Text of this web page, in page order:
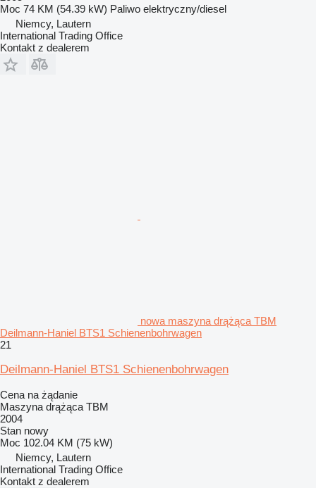
Moc 74 KM (54.39 kW) Paliwo elektryczny/diesel
Niemcy, Lautern
International Trading Office
Kontakt z dealerem
nowa maszyna drążąca TBM
Deilmann-Haniel BTS1 Schienenbohrwagen
21
Deilmann-Haniel BTS1 Schienenbohrwagen
Cena na żądanie
Maszyna drążąca TBM
2004
Stan nowy
Moc 102.04 KM (75 kW)
Niemcy, Lautern
International Trading Office
Kontakt z dealerem